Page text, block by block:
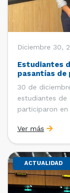
Diciembre 30,
Estudiantes
pasantías de
30 de
estudiantes de
participaron
de Santiago
diciembre
Ver más
ACTUALIDAD